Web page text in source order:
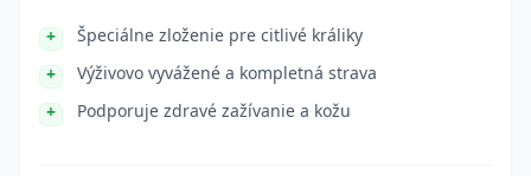
Špeciálne zloženie pre citlivé králiky
Výživovo vyvážené a kompletná strava
Podporuje zdravé zažívanie a kožu